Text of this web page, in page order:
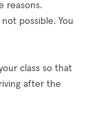
reasons.
possible. You
class so that
after the